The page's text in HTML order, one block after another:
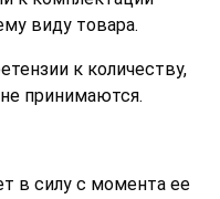
виду товара.
к количеству,
принимаются.
в силу с момента ее